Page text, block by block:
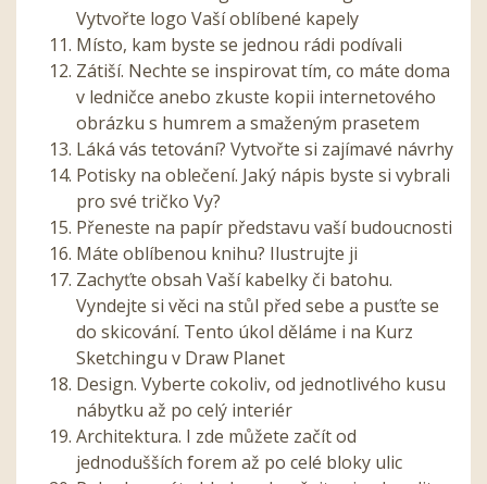
Vytvořte logo Vaší oblíbené kapely
Místo, kam byste se jednou rádi podívali
Zátiší. Nechte se inspirovat tím, co máte doma
v ledničce anebo zkuste kopii internetového
obrázku s humrem a smaženým prasetem
Láká vás tetování? Vytvořte si zajímavé návrhy
Potisky na oblečení. Jaký nápis byste si vybrali
pro své tričko Vy?
Přeneste na papír představu vaší budoucnosti
Máte oblíbenou knihu? Ilustrujte ji
Zachyťte obsah Vaší kabelky či batohu.
Vyndejte si věci na stůl před sebe a pusťte se
do skicování. Tento úkol děláme i na Kurz
Sketchingu v Draw Planet
Design. Vyberte cokoliv, od jednotlivého kusu
nábytku až po celý interiér
Architektura. I zde můžete začít od
jednodušších forem až po celé bloky ulic